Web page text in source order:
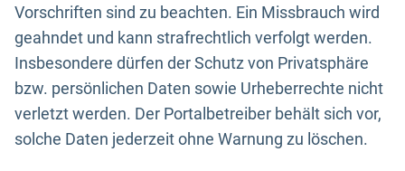
Vorschriften sind zu beachten. Ein Missbrauch wird
geahndet und kann strafrechtlich verfolgt werden.
Insbesondere dürfen der Schutz von Privatsphäre
bzw. persönlichen Daten sowie Urheberrechte nicht
verletzt werden. Der Portalbetreiber behält sich vor,
solche Daten jederzeit ohne Warnung zu löschen.